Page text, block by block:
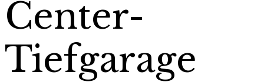
Center-
Tiefgarage